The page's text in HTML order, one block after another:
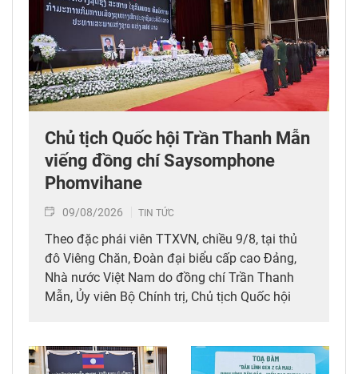
Chủ tịch Quốc hội Trần Thanh Mẫn
viếng đồng chí Saysomphone
Phomvihane
09/08/2026 TIN TỨC
Theo đặc phái viên TTXVN, chiều 9/8, tại thủ
đô Viêng Chăn, Đoàn đại biểu cấp cao Đảng,
Nhà nước Việt Nam do đồng chí Trần Thanh
Mẫn, Ủy viên Bộ Chính trị, Chủ tịch Quốc hội
trị, Chủ tịch Quốc hội Lào.